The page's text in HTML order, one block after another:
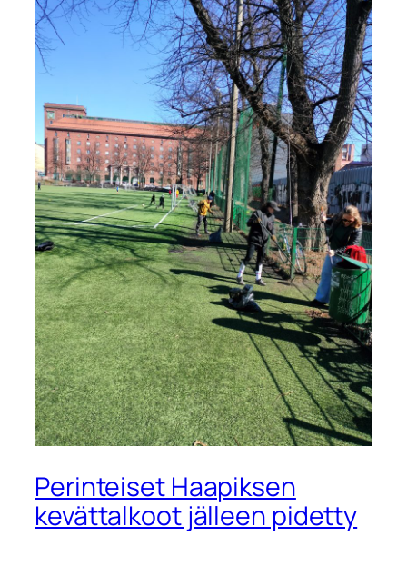
Perinteiset Haapiksen
kevättalkoot jälleen pidetty